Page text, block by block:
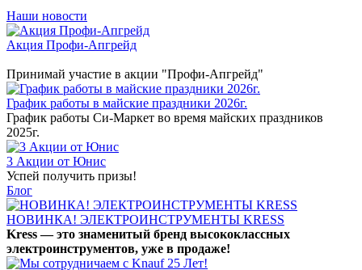
Наши новости
Акция Профи-Апгрейд
Принимай участие в акции "Профи-Апгрейд"
График работы в майские праздники 2026г.
График работы Си-Маркет во время майских праздников
2025г.
3 Акции от Юнис
Успей получить призы!
Блог
НОВИНКА! ЭЛЕКТРОИНСТРУМЕНТЫ KRESS
Kress — это знаменитый бренд высококлассных
электроинструментов, уже в продаже!